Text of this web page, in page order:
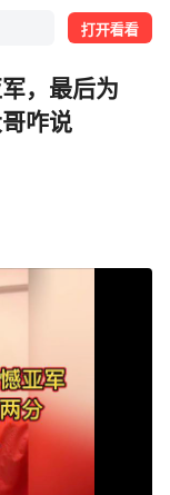
打开看看
，最后为
咋说